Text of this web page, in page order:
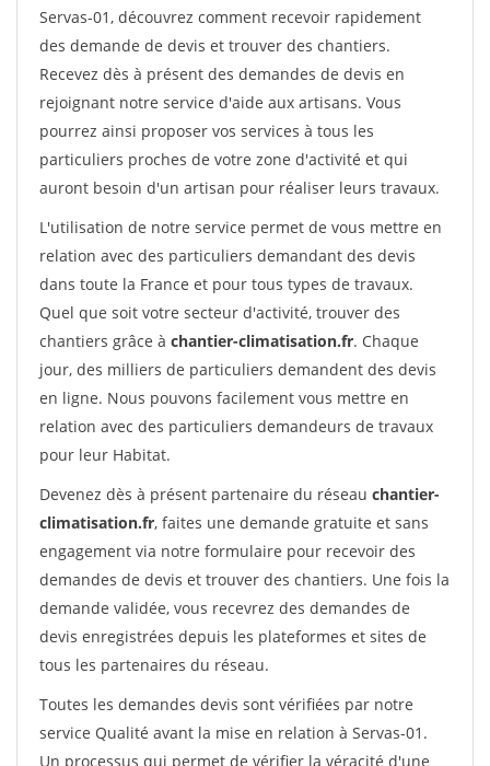
Servas-01, découvrez comment recevoir rapidement
des demande de devis et trouver des chantiers.
Recevez dès à présent des demandes de devis en
rejoignant notre service d'aide aux artisans. Vous
pourrez ainsi proposer vos services à tous les
particuliers proches de votre zone d'activité et qui
auront besoin d'un artisan pour réaliser leurs travaux.
L'utilisation de notre service permet de vous mettre en
relation avec des particuliers demandant des devis
dans toute la France et pour tous types de travaux.
Quel que soit votre secteur d'activité, trouver des
chantiers grâce à chantier-climatisation.fr. Chaque
jour, des milliers de particuliers demandent des devis
en ligne. Nous pouvons facilement vous mettre en
relation avec des particuliers demandeurs de travaux
pour leur Habitat.
Devenez dès à présent partenaire du réseau chantier-
climatisation.fr, faites une demande gratuite et sans
engagement via notre formulaire pour recevoir des
demandes de devis et trouver des chantiers. Une fois la
demande validée, vous recevrez des demandes de
devis enregistrées depuis les plateformes et sites de
tous les partenaires du réseau.
Toutes les demandes devis sont vérifiées par notre
service Qualité avant la mise en relation à Servas-01.
Un processus qui permet de vérifier la véracité d'une